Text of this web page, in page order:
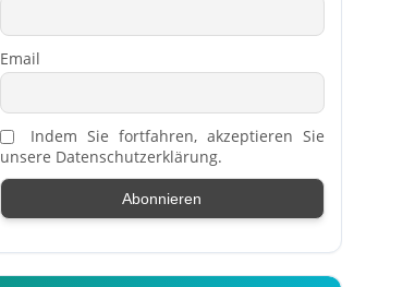
Email
Indem Sie fortfahren, akzeptieren Sie
unsere Datenschutzerklärung.